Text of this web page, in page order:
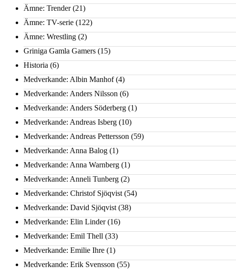
Ämne: Trender(21)
Ämne: TV-serie (122)
Ämne: Wrestling (2)
Griniga Gamla Gamers (15)
Historia (6)
Medverkande: Albin Manhof(4)
Medverkande: Anders Nilsson (6)
Medverkande: Anders Söderberg (1)
Medverkande: Andreas Isberg (10)
Medverkande: Andreas Pettersson (59)
Medverkande: Anna Balog (1)
Medverkande: Anna Warnberg (1)
Medverkande: Anneli Tunberg (2)
Medverkande: Christof Sjöqvist (54)
Medverkande: David Sjöqvist (38)
Medverkande: Elin Linder(16)
Medverkande: Emil Thell (33)
Medverkande: Emilie Ihre (1)
Medverkande: Erik Svensson (55)